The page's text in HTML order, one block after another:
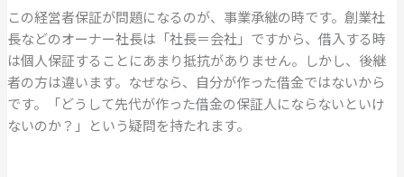
この経営者保証が問題になるのが、事業承継の時です。創業社
長などのオーナー社長は「社長＝会社」ですから、借入する時
は個人保証することにあまり抵抗がありません。しかし、後継
者の方は違います。なぜなら、自分が作った借金ではないから
です。「どうして先代が作った借金の保証人にならないといけ
ないのか？」という疑問を持たれます。